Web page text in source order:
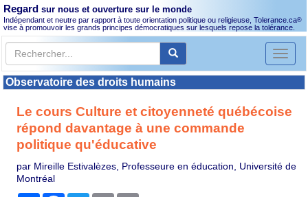
Regard sur nous et ouverture sur le monde
Indépendant et neutre par rapport à toute orientation politique ou religieuse, Tolerance.ca®
vise à promouvoir les grands principes démocratiques sur lesquels repose la tolérance.
Toggle
Observatoire des droits humains
Le cours Culture et citoyenneté québécoise
répond davantage à une commande
politique qu'éducative
par Mireille Estivalèzes, Professeure en éducation, Université de
Montréal